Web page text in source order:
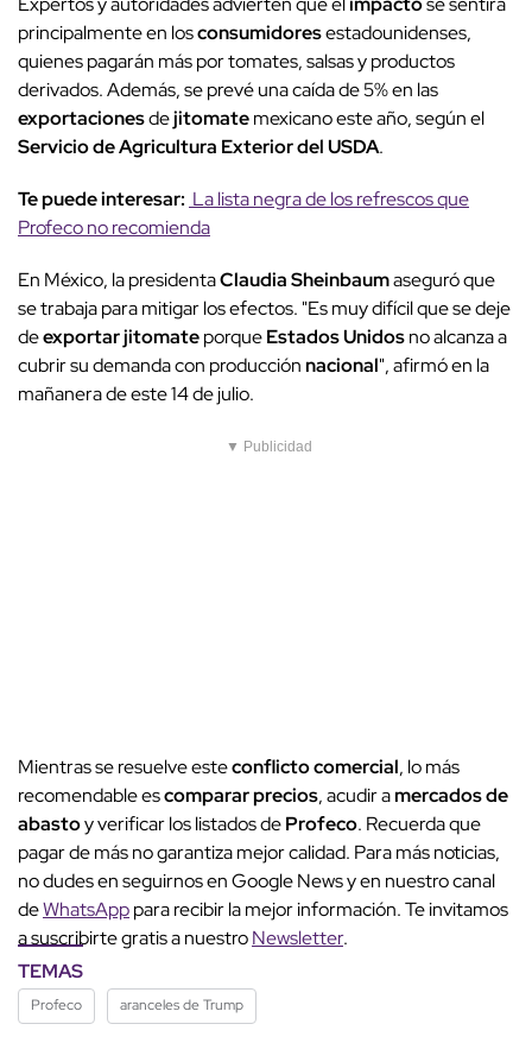
principalmente en losconsumidoresestadounidenses,
quienes pagarán más por tomates, salsas y productos
derivados. Además, se prevé una caída de 5% en las
exportacionesdejitomatemexicano este año, según el
Servicio de Agricultura Exterior del USDA.
Te puede interesar: La lista negra de los refrescos que
Profeco no recomienda
En México, la presidentaClaudia Sheinbaumaseguró que
se trabaja para mitigar los efectos. "Es muy difícil que se deje
deexportarjitomateporqueEstados Unidosno alcanza a
cubrir su demanda con producciónnacional", afirmó en la
mañanera de este 14 de julio.
▼ Publicidad
Mientras se resuelve esteconflicto comercial, lo más
recomendable escomparar precios, acudir amercados de
abastoy verificar los listados deProfeco. Recuerda que
pagar de más no garantiza mejor calidad. Para más noticias,
no dudes en seguirnos en Google News y en nuestro canal
deWhatsApppara recibir la mejor información. Te invitamos
a suscribirte gratis a nuestroNewsletter.
TEMAS
Profeco aranceles de Trump